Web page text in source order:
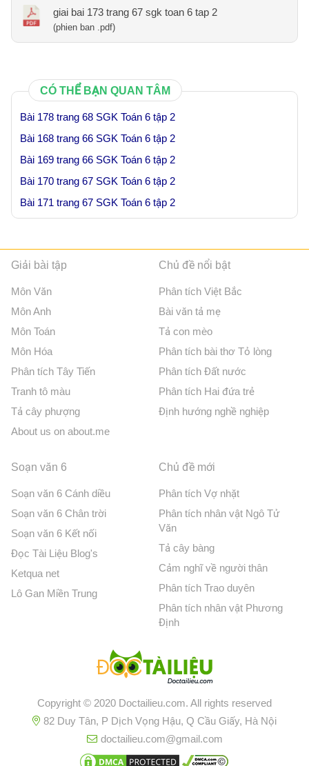
giai bai 173 trang 67 sgk toan 6 tap 2
(phien ban .pdf)
CÓ THỂ BẠN QUAN TÂM
Bài 178 trang 68 SGK Toán 6 tập 2
Bài 168 trang 66 SGK Toán 6 tập 2
Bài 169 trang 66 SGK Toán 6 tập 2
Bài 170 trang 67 SGK Toán 6 tập 2
Bài 171 trang 67 SGK Toán 6 tập 2
Giải bài tập
Môn Văn
Môn Anh
Môn Toán
Môn Hóa
Phân tích Tây Tiến
Tranh tô màu
Tả cây phượng
About us on about.me
Chủ đề nổi bật
Phân tích Việt Bắc
Bài văn tả mẹ
Tả con mèo
Phân tích bài thơ Tỏ lòng
Phân tích Đất nước
Phân tích Hai đứa trẻ
Định hướng nghề nghiệp
Soạn văn 6
Soạn văn 6 Cánh diều
Soạn văn 6 Chân trời
Soạn văn 6 Kết nối
Đọc Tài Liệu Blog's
Ketqua net
Lô Gan Miền Trung
Chủ đề mới
Phân tích Vợ nhặt
Phân tích nhân vật Ngô Tử
Văn
Tả cây bàng
Cảm nghĩ về người thân
Phân tích Trao duyên
Phân tích nhân vật Phương
Định
Copyright © 2020 Doctailieu.com. All rights reserved
82 Duy Tân, P Dịch Vọng Hậu, Q Cầu Giấy, Hà Nội
doctailieu.com@gmail.com